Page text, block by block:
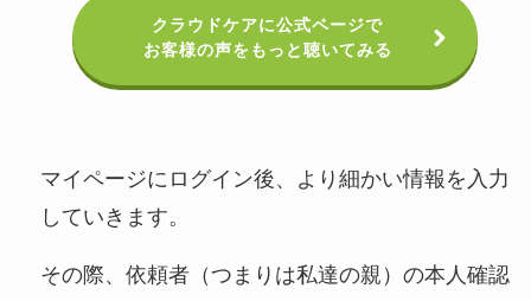
クラウドケアに公式ページで
お客様の声をもっと聴いてみる
マイページにログイン後、より細かい情報を入力
していきます。
その際、依頼者（つまりは私達の親）の本人確認